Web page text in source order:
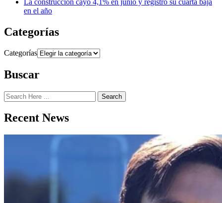
La construcción cayó 4,1% en junio y registró su cuarta baja
en el año
Categorías
Categorías
Buscar
Search
Recent News